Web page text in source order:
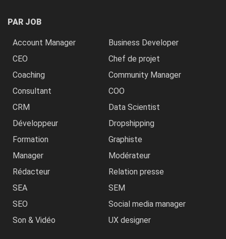
PAR JOB
Account Manager
Business Developer
CEO
Chef de projet
Coaching
Community Manager
Consultant
COO
CRM
Data Scientist
Développeur
Dropshipping
Formation
Graphiste
Manager
Modérateur
Rédacteur
Relation presse
SEA
SEM
SEO
Social media manager
Son & Vidéo
UX designer